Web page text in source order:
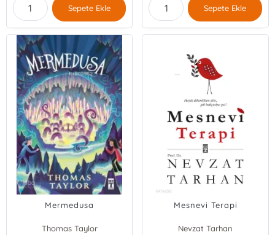
Sepete Ekle Sepete Ekle
Mermedusa
Thomas Taylor
Mesnevi Terapi
Nevzat Tarhan